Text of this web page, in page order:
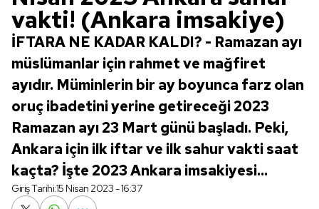
vakti! (Ankara imsakiye)
İFTARA NE KADAR KALDI? - Ramazan ayı
müslümanlar için rahmet ve mağfiret
ayıdır. Müminlerin bir ay boyunca farz olan
oruç ibadetini yerine getireceği 2023
Ramazan ayı 23 Mart günü başladı. Peki,
Ankara için ilk iftar ve ilk sahur vakti saat
kaçta? İşte 2023 Ankara imsakiyesi...
Giriş Tarihi:15 Nisan 2023 - 16:37